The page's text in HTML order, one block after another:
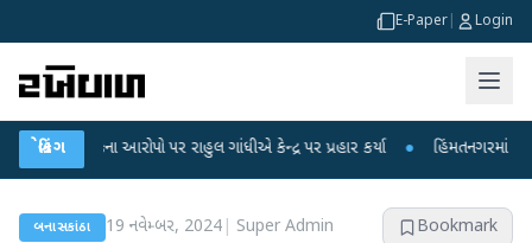
E-Paper Login
બ્રેકિંગ
લીકના આરોપો પર રાહુલ ગાંધીએ કેન્દ્ર પર પ્રહાર કર્યા ● હિંમતનગરમાં રહસ્યમય
બનાસકાંઠા 19 નવેમ્બર, 2024| Super Admin Bookmark